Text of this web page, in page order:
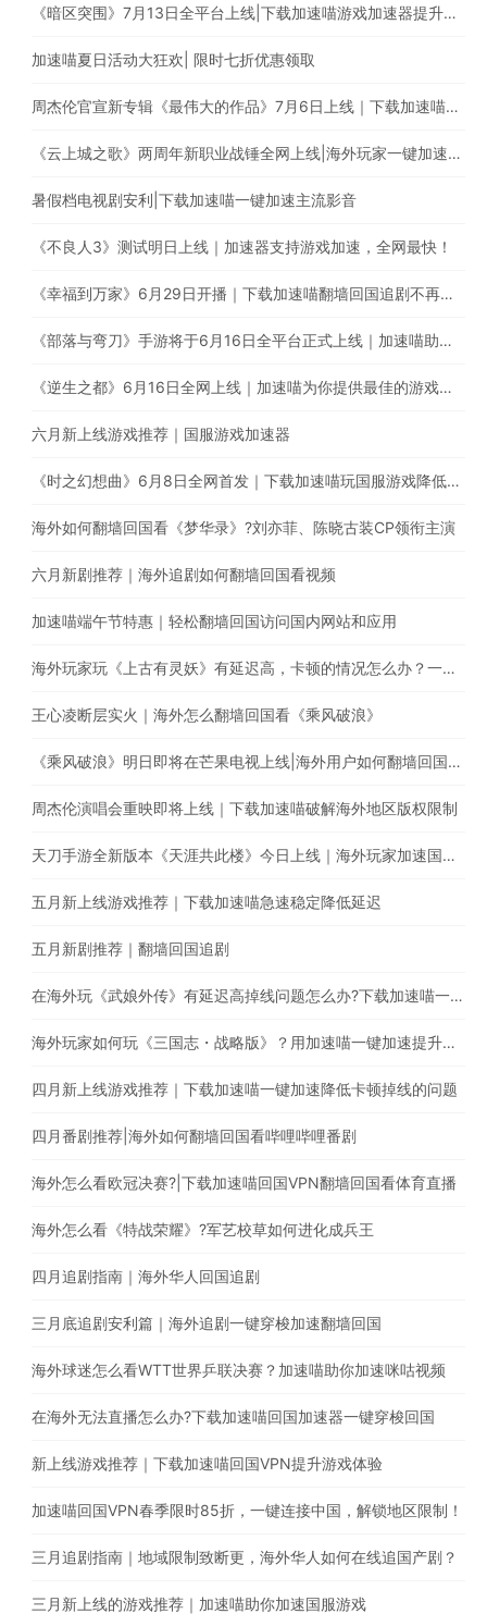
《暗区突围》7月13日全平台上线|下载加速喵游戏加速器提升游戏体验
加速喵夏日活动大狂欢| 限时七折优惠领取
周杰伦官宣新专辑《最伟大的作品》7月6日上线｜下载加速喵解除地区限制
《云上城之歌》两周年新职业战锤全网上线|海外玩家一键加速国服游戏
暑假档电视剧安利|下载加速喵一键加速主流影音
《不良人3》测试明日上线｜加速器支持游戏加速，全网最快！
《幸福到万家》6月29日开播｜下载加速喵翻墙回国追剧不再受限
《部落与弯刀》手游将于6月16日全平台正式上线｜加速喵助你加速国服游戏提升游戏体验
《逆生之都》6月16日全网上线｜加速喵为你提供最佳的游戏加速体验
六月新上线游戏推荐｜国服游戏加速器
《时之幻想曲》6月8日全网首发｜下载加速喵玩国服游戏降低延迟提高稳定性
海外如何翻墙回国看《梦华录》?刘亦菲、陈晓古装CP领衔主演
六月新剧推荐｜海外追剧如何翻墙回国看视频
加速喵端午节特惠｜轻松翻墙回国访问国内网站和应用
海外玩家玩《上古有灵妖》有延迟高，卡顿的情况怎么办？一键回国游戏加速，极速稳定不丢包
王心凌断层实火｜海外怎么翻墙回国看《乘风破浪》
《乘风破浪》明日即将在芒果电视上线|海外用户如何翻墙回国追综艺
周杰伦演唱会重映即将上线｜下载加速喵破解海外地区版权限制
天刀手游全新版本《天涯共此楼》今日上线｜海外玩家加速国服游戏降低延迟
五月新上线游戏推荐｜下载加速喵急速稳定降低延迟
五月新剧推荐｜翻墙回国追剧
在海外玩《武娘外传》有延迟高掉线问题怎么办?下载加速喵一键加速国服游戏
海外玩家如何玩《三国志・战略版》？用加速喵一键加速提升游戏体验
四月新上线游戏推荐｜下载加速喵一键加速降低卡顿掉线的问题
四月番剧推荐|海外如何翻墙回国看哔哩哔哩番剧
海外怎么看欧冠决赛?|下载加速喵回国VPN翻墙回国看体育直播
海外怎么看《特战荣耀》?军艺校草如何进化成兵王
四月追剧指南｜海外华人回国追剧
三月底追剧安利篇｜海外追剧一键穿梭加速翻墙回国
海外球迷怎么看WTT世界乒联决赛？加速喵助你加速咪咕视频
在海外无法直播怎么办?下载加速喵回国加速器一键穿梭回国
新上线游戏推荐｜下载加速喵回国VPN提升游戏体验
加速喵回国VPN春季限时85折，一键连接中国，解锁地区限制！
三月追剧指南｜地域限制致断更，海外华人如何在线追国产剧？
三月新上线的游戏推荐｜加速喵助你加速国服游戏